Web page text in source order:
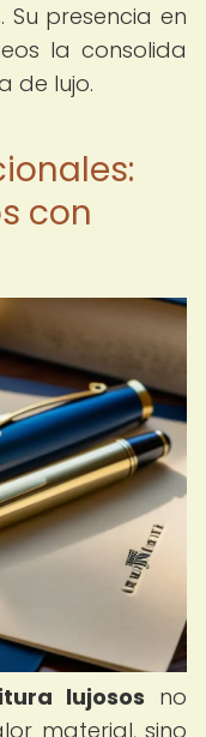
presencia en
la consolida
de lujo.
con
lujosos no
material, sino